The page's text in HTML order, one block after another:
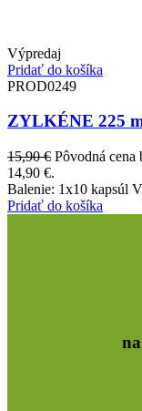
Výpredaj
Pridať do košíka
PROD0249
ZYLKÉNE 225
15,90€ Pôvodná cena
14,90 €.
Balenie: 1x10 kapsúl
Pridať do košíka